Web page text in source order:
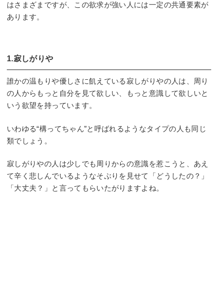
はさまざまですが、この欲求が強い人には一定の共通要素が
あります。
1.寂しがりや
誰かの温もりや優しさに飢えている寂しがりやの人は、周り
の人からもっと自分を見て欲しい、もっと意識して欲しいと
いう欲望を持っています。
いわゆる“構ってちゃん”と呼ばれるようなタイプの人も同じ
類でしょう。
寂しがりやの人は少しでも周りからの意識を惹こうと、あえ
て辛く悲しんでいるようなそぶりを見せて「どうしたの？」
「大丈夫？」と言ってもらいたがりますよね。